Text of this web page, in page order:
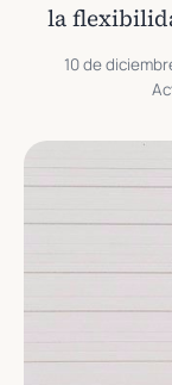
la
10 de